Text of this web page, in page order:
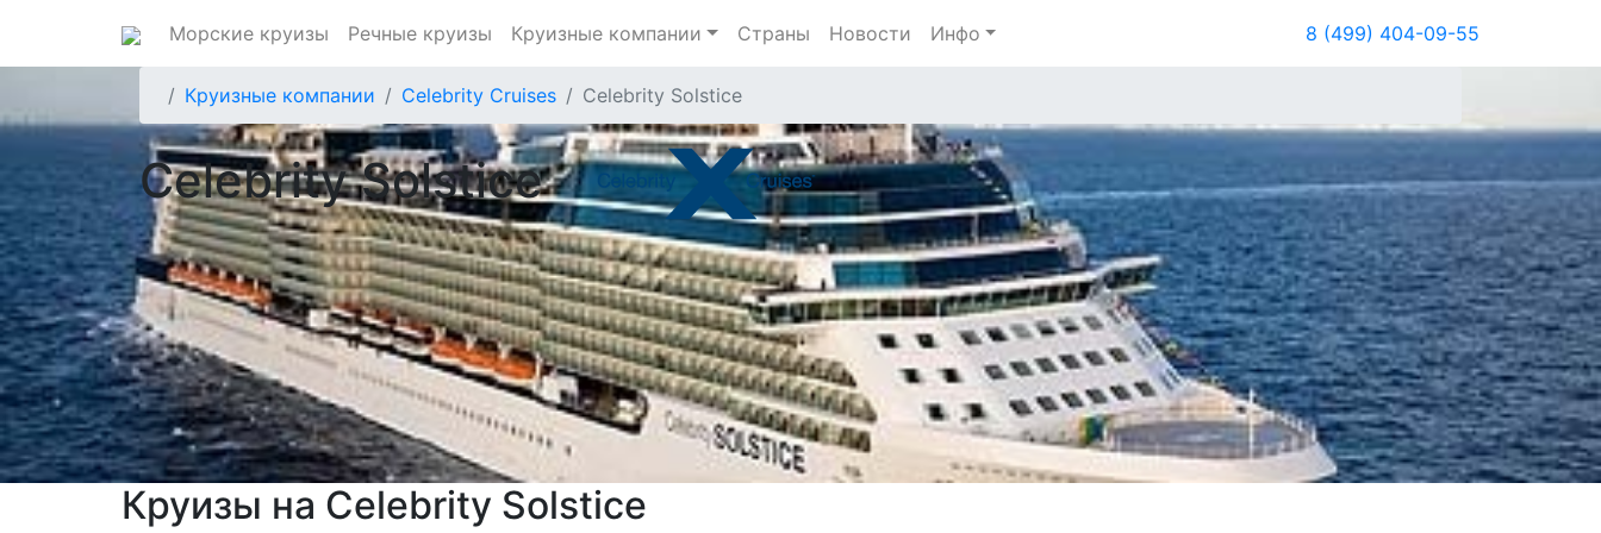
Морские круизы Речные круизы Круизные компании Страны Новости Инфо 8 (499) 404-09-55
Круизные компании Celebrity Cruises Celebrity Solstice
Celebrity Solstice
Круизы на Celebrity Solstice